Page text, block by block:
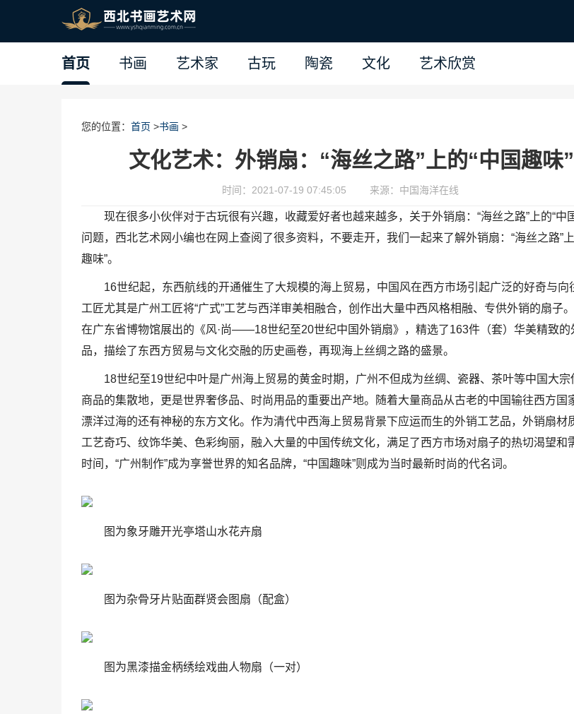
首页 书画 艺术家 古玩 陶瓷 文化 艺术欣赏
您的位置： 首页 >书画 >
文化艺术：外销扇：“海丝之路”上的“中国趣味”
时间：2021-07-19 07:45:05 来源：中国海洋在线
现在很多小伙伴对于古玩很有兴趣，收藏爱好者也越来越多，关于外销扇：“海丝之路”上的“中
问题，西北艺术网小编也在网上查阅了很多资料，不要走开，我们一起来了解外销扇：“海丝之路”上
趣味”。
16世纪起，东西航线的开通催生了大规模的海上贸易，中国风在西方市场引起广泛的好奇与向
工匠尤其是广州工匠将“广式”工艺与西洋审美相融合，创作出大量中西风格相融、专供外销的扇子
在广东省博物馆展出的《风·尚——18世纪至20世纪中国外销扇》，精选了163件（套）华美精致的
品，描绘了东西方贸易与文化交融的历史画卷，再现海上丝绸之路的盛景。
18世纪至19世纪中叶是广州海上贸易的黄金时期，广州不但成为丝绸、瓷器、茶叶等中国大宗
商品的集散地，更是世界奢侈品、时尚用品的重要出产地。随着大量商品从古老的中国输往西方国
漂洋过海的还有神秘的东方文化。作为清代中西海上贸易背景下应运而生的外销工艺品，外销扇材
工艺奇巧、纹饰华美、色彩绚丽，融入大量的中国传统文化，满足了西方市场对扇子的热切渴望和
时间，“广州制作”成为享誉世界的知名品牌，“中国趣味”则成为当时最新时尚的代名词。
图为象牙雕开光亭塔山水花卉扇
图为杂骨牙片贴面群贤会图扇（配盒）
图为黑漆描金柄绣绘戏曲人物扇（一对）